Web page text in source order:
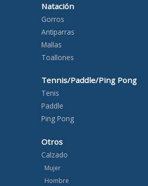
Natación
Gorros
Antiparras
Mallas
Toallones
Tennis/Paddle/Ping Pong
Tenis
Paddle
Ping Pong
Otros
Calzado
Mujer
Hombre